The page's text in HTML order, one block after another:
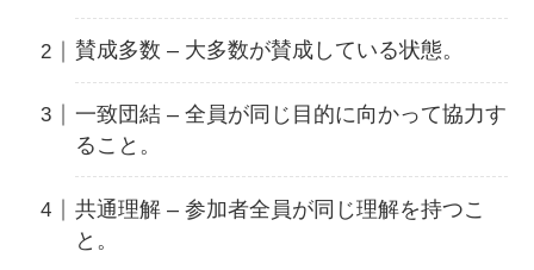
賛成多数 – 大多数が賛成している状態。
一致団結 – 全員が同じ目的に向かって協力す
ること。
共通理解 – 参加者全員が同じ理解を持つこ
と。